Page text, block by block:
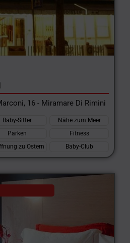
16 - Miramare Di Rimini
Baby-Sitter
Nähe zum Meer
Parken
Fitness
zu Ostern Baby-Club